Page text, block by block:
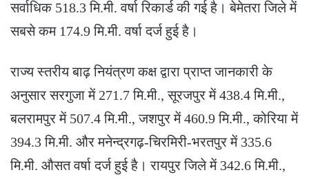
सर्वाधिक 518.3 मि.मी. वर्षा रिकार्ड की गई है। बेमेतरा जिले में
सबसे कम 174.9 मि.मी. वर्षा दर्ज हुई है।
राज्य स्तरीय बाढ़ नियंत्रण कक्ष द्वारा प्राप्त जानकारी के
अनुसार सरगुजा में 271.7 मि.मी., सूरजपुर में 438.4 मि.मी.,
बलरामपुर में 507.4 मि.मी., जशपुर में 460.9 मि.मी., कोरिया में
394.3 मि.मी. और मनेन्द्रगढ़-चिरमिरी-भरतपुर में 335.6
मि.मी. औसत वर्षा दर्ज हुई है। रायपुर जिले में 342.6 मि.मी.,